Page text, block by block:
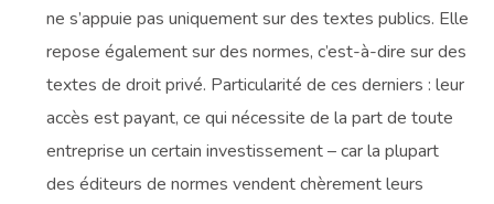
ne s’appuie pas uniquement sur des textes publics. Elle
repose également sur des normes, c’est-à-dire sur des
textes de droit privé. Particularité de ces derniers : leur
accès est payant, ce qui nécessite de la part de toute
entreprise un certain investissement – car la plupart
des éditeurs de normes vendent chèrement leurs